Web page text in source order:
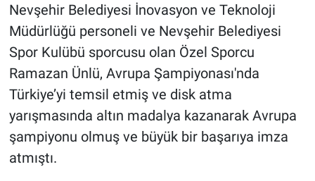
Nevşehir Belediyesi İnovasyon ve Teknoloji
Müdürlüğü personeli ve Nevşehir Belediyesi
Spor Kulübü sporcusu olan Özel Sporcu
Ramazan Ünlü, Avrupa Şampiyonası'nda
Türkiye’yi temsil etmiş ve disk atma
yarışmasında altın madalya kazanarak Avrupa
şampiyonu olmuş ve büyük bir başarıya imza
atmıştı.
Aksaray
Kırşehir
Yerel
Asayiş